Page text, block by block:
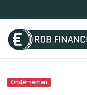
Ondernemen